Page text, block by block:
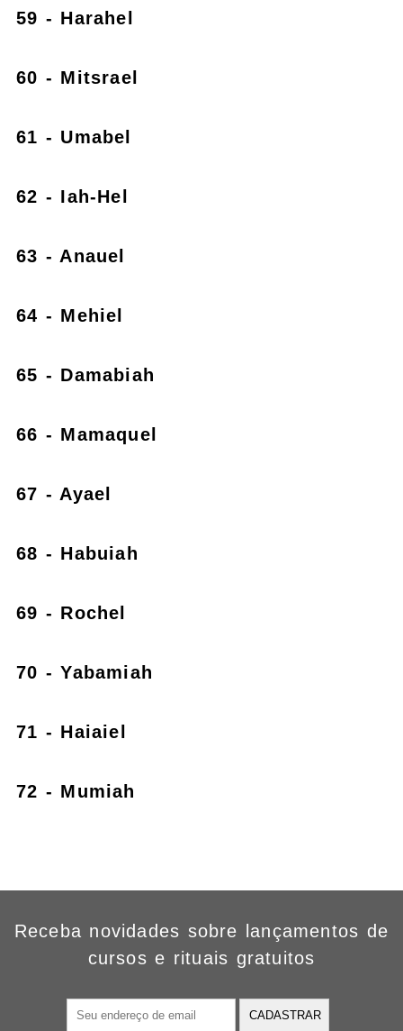
59 - Harahel
60 - Mitsrael
61 - Umabel
62 - Iah-Hel
63 - Anauel
64 - Mehiel
65 - Damabiah
66 - Mamaquel
67 - Ayael
68 - Habuiah
69 - Rochel
70 - Yabamiah
71 - Haiaiel
72 - Mumiah
Receba novidades sobre lançamentos de
cursos e rituais gratuitos
CADASTRAR